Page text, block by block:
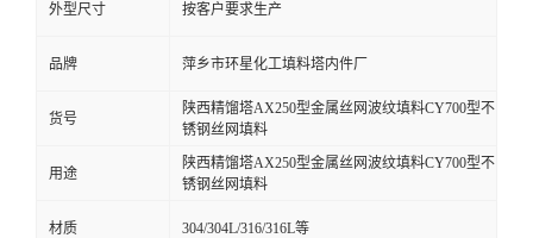
外型尺寸 按客户要求生产
品牌 萍乡市环星化工填料塔内件厂
货号
陕西精馏塔AX250型金属丝网波纹填料CY700型不
锈钢丝网填料
用途
陕西精馏塔AX250型金属丝网波纹填料CY700型不
锈钢丝网填料
材质 304/304L/316/316L等